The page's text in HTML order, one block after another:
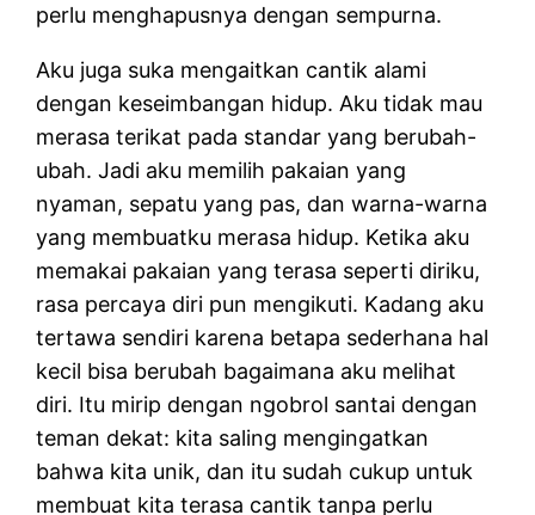
perlu menghapusnya dengan sempurna.
Aku juga suka mengaitkan cantik alami
dengan keseimbangan hidup. Aku tidak mau
merasa terikat pada standar yang berubah-
ubah. Jadi aku memilih pakaian yang
nyaman, sepatu yang pas, dan warna-warna
yang membuatku merasa hidup. Ketika aku
memakai pakaian yang terasa seperti diriku,
rasa percaya diri pun mengikuti. Kadang aku
tertawa sendiri karena betapa sederhana hal
kecil bisa berubah bagaimana aku melihat
diri. Itu mirip dengan ngobrol santai dengan
teman dekat: kita saling mengingatkan
bahwa kita unik, dan itu sudah cukup untuk
membuat kita terasa cantik tanpa perlu